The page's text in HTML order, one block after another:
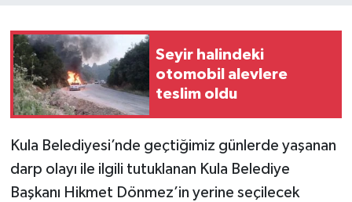
Seyir halindeki
otomobil alevlere
teslim oldu
Kula Belediyesi’nde geçtiğimiz günlerde yaşanan
darp olayı ile ilgili tutuklanan Kula Belediye
Başkanı Hikmet Dönmez’in yerine seçilecek